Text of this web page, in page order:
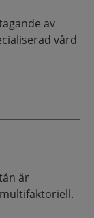
av
vård
är